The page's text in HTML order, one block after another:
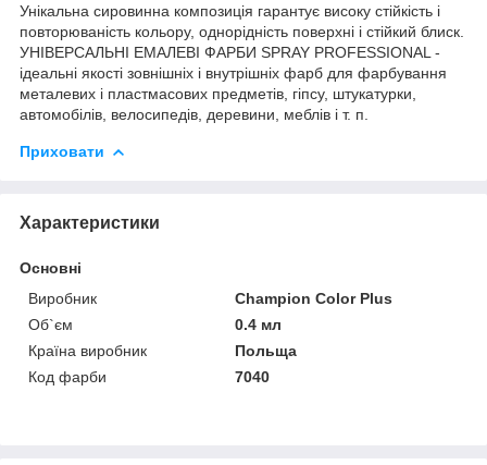
Унікальна сировинна композиція гарантує високу стійкість і
повторюваність кольору, однорідність поверхні і стійкий блиск.
УНІВЕРСАЛЬНІ ЕМАЛЕВІ ФАРБИ SPRAY PROFESSIONAL -
ідеальні якості зовнішніх і внутрішніх фарб для фарбування
металевих і пластмасових предметів, гіпсу, штукатурки,
автомобілів, велосипедів, деревини, меблів і т. п.
Приховати
Характеристики
Основні
Виробник
Champion Color Plus
Об`єм
0.4 мл
Країна виробник
Польща
Код фарби
7040